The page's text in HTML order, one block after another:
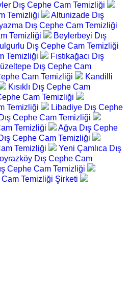
Dış Cephe Cam Temizliği
Temizliği
Altunizade Dış
Dış Cephe Cam Temizliği
Temizliği
Beylerbeyi Dış
Dış Cephe Cam Temizliği
Temizliği
Fıstıkağacı Dış
Dış Cephe Cam
Cam Temizliği
Kandilli
Kısıklı Dış Cephe Cam
Cam Temizliği
Temizliği
Libadiye Dış Cephe
Cephe Cam Temizliği
Temizliği
Ağva Dış Cephe
Cephe Cam Temizliği
Temizliği
Yeni Çamlıca Dış
Dış Cephe Cam
Cephe Cam Temizliği
Temizliği Şirketi